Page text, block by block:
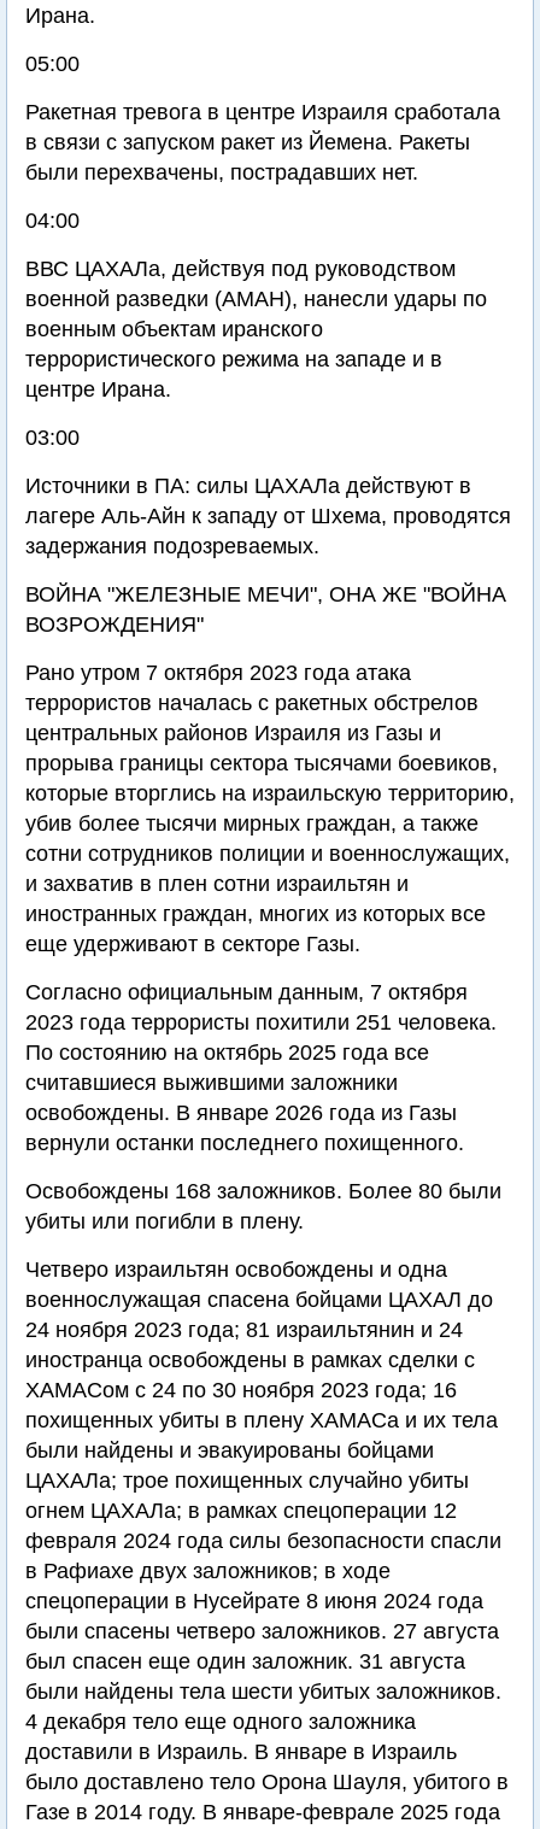
Ирана.
05:00
Ракетная тревога в центре Израиля сработала
в связи с запуском ракет из Йемена. Ракеты
были перехвачены, пострадавших нет.
04:00
ВВС ЦАХАЛа, действуя под руководством
военной разведки (АМАН), нанесли удары по
военным объектам иранского
террористического режима на западе и в
центре Ирана.
03:00
Источники в ПА: силы ЦАХАЛа действуют в
лагере Аль-Айн к западу от Шхема, проводятся
задержания подозреваемых.
ВОЙНА "ЖЕЛЕЗНЫЕ МЕЧИ", ОНА ЖЕ "ВОЙНА
ВОЗРОЖДЕНИЯ"
Рано утром 7 октября 2023 года атака
террористов началась с ракетных обстрелов
центральных районов Израиля из Газы и
прорыва границы сектора тысячами боевиков,
которые вторглись на израильскую территорию,
убив более тысячи мирных граждан, а также
сотни сотрудников полиции и военнослужащих,
и захватив в плен сотни израильтян и
иностранных граждан, многих из которых все
еще удерживают в секторе Газы.
Согласно официальным данным, 7 октября
2023 года террористы похитили 251 человека.
По состоянию на октябрь 2025 года все
считавшиеся выжившими заложники
освобождены. В январе 2026 года из Газы
вернули останки последнего похищенного.
Освобождены 168 заложников. Более 80 были
убиты или погибли в плену.
Четверо израильтян освобождены и одна
военнослужащая спасена бойцами ЦАХАЛ до
24 ноября 2023 года; 81 израильтянин и 24
иностранца освобождены в рамках сделки с
ХАМАСом с 24 по 30 ноября 2023 года; 16
похищенных убиты в плену ХАМАСа и их тела
были найдены и эвакуированы бойцами
ЦАХАЛа; трое похищенных случайно убиты
огнем ЦАХАЛа; в рамках спецоперации 12
февраля 2024 года силы безопасности спасли
в Рафиахе двух заложников; в ходе
спецоперации в Нусейрате 8 июня 2024 года
были спасены четверо заложников. 27 августа
был спасен еще один заложник. 31 августа
были найдены тела шести убитых заложников.
4 декабря тело еще одного заложника
доставили в Израиль. В январе в Израиль
было доставлено тело Орона Шауля, убитого в
Газе в 2014 году. В январе-феврале 2025 года